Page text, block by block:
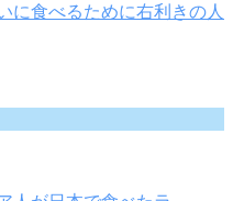
に食べるために右利きの人